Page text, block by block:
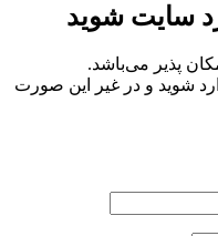
سایت شوید
پذیر می‌باشد.
شوید و در غیر این صورت